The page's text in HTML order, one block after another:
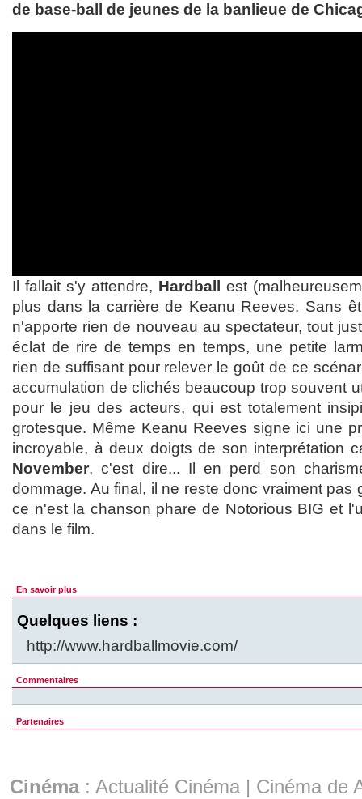
de base-ball de jeunes de la banlieue de
Il fallait s'y attendre, Hardball
est
plus dans la carrière de Keanu Reeves. Sans
n'apporte rien de nouveau au spectateur, tout
éclat de rire de temps en temps, une petite
rien de suffisant pour relever le goût de ce
accumulation de clichés beaucoup trop souvent
pour le jeu des acteurs, qui est totalement
grotesque. Même Keanu Reeves signe ici une
incroyable, à deux doigts de son interprétation
November, c'est dire... Il en perd son
dommage. Au final, il ne reste donc vraiment pas
ce n'est la chanson phare de Notorious BIG et
dans le film.
En savoir plus
Quelques liens :
http://www.hardballmovie.com/
Commentaires
Partenaires
Cinéma: Actualité Cinéma | Cinéma de